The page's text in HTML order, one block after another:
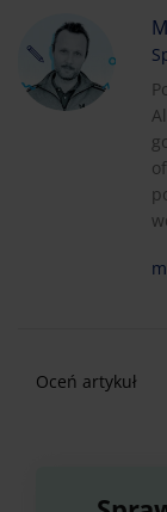
Oceń artykuł